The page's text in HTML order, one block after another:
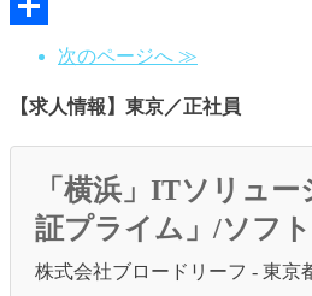
Line
次のページへ ≫
【求人情報】東京／正社員
「横浜」ITソリュ
証プライム」/ソフ
株式会社ブロードリーフ - 東京